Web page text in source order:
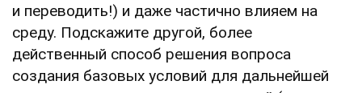
и переводить!) и даже частично влияем на
среду. Подскажите другой, более
действенный способ решения вопроса
создания базовых условий для дальнейшей